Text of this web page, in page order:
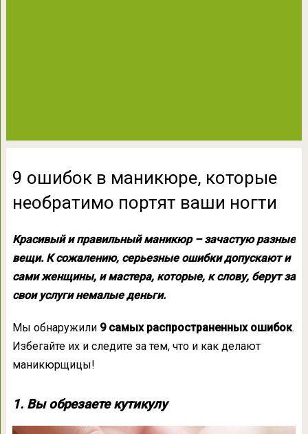
9 ошибок в маникюре, которые
необратимо портят ваши ногти
Красивый и правильный маникюр – зачастую разные
вещи. К сожалению, серьезные ошибки допускают и
сами женщины, и мастера, которые, к слову, берут за
свои услуги немалые деньги.
Мы обнаружили 9 самых распространенных ошибок.
Избегайте их и следите за тем, что и как делают
маникюрщицы!
1. Вы обрезаете кутикулу